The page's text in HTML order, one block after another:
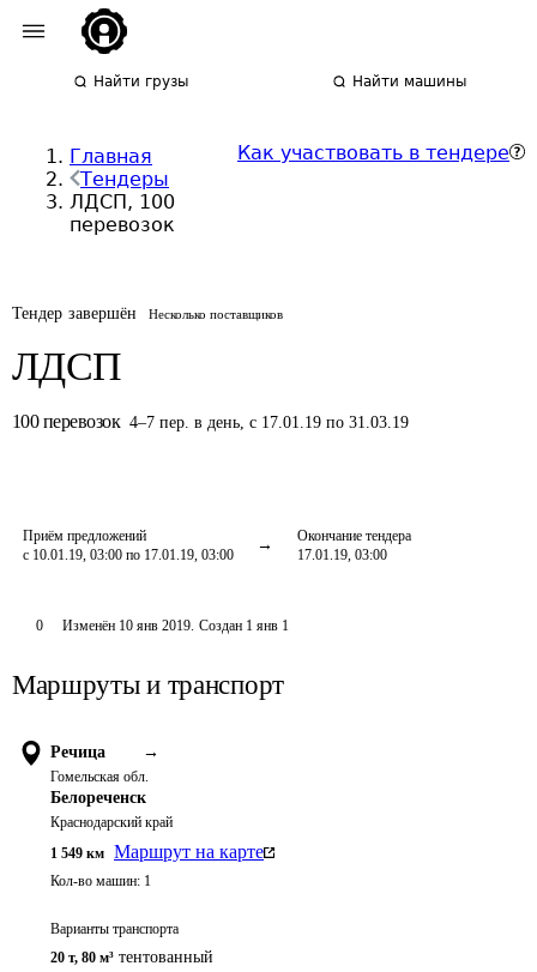
Найти грузы Найти машины
Главная
Тендеры
ЛДСП, 100
перевозок
Как участвовать в тендере
Тендер завершён Несколько поставщиков
ЛДСП
100 перевозок 4–7 пер. в день,с 17.01.19 по 31.03.19
Приём предложений
с 10.01.19, 03:00 по 17.01.19, 03:00
Окончание тендера
17.01.19, 03:00
0 Изменён 10 янв 2019. Создан 1 янв 1
Маршруты и транспорт
Речица →
Гомельская обл.
Белореченск
Краснодарский край
1 549 км Маршрут на карте
Кол-во машин: 1
Варианты транспорта
20 т, 80 м³ тентованный